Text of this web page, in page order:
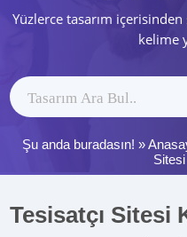
Yüzlerce tasarım
kelime
Şu anda buradasın! »
Tesisatçı Sitesi